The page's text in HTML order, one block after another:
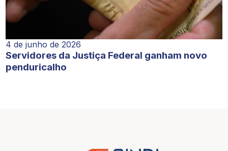
4 de junho de 2026
Servidores da Justiça Federal ganham novo
penduricalho